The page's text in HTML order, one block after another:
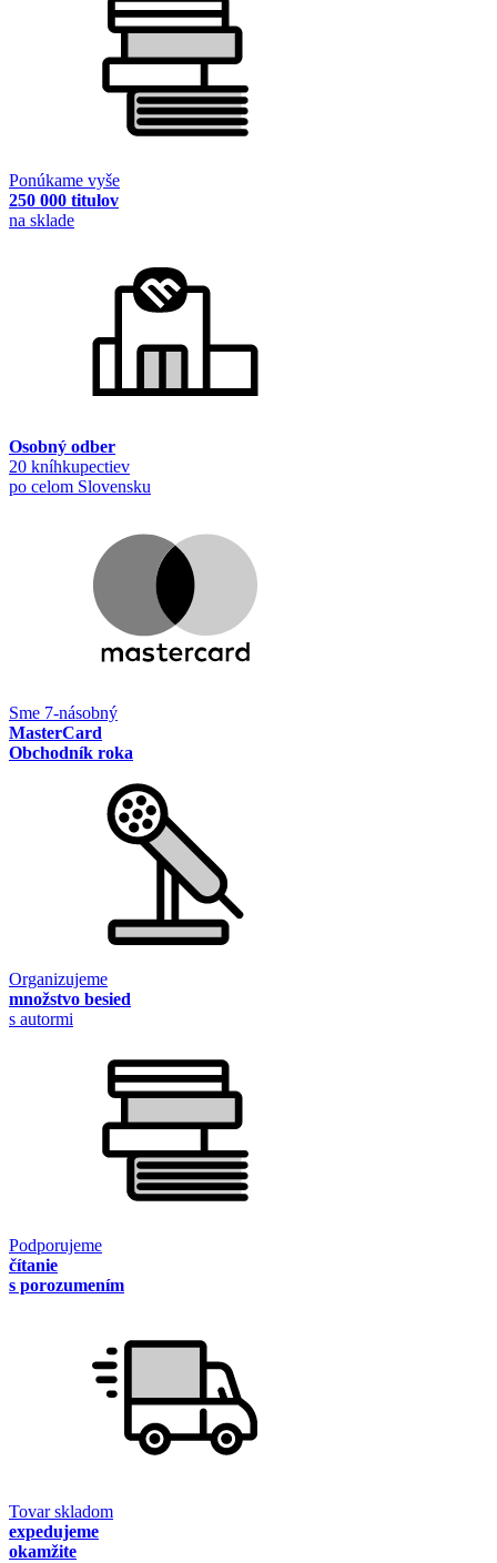
Ponúkame vyše
250 000 titulov
na sklade
Osobný odber
20 kníhkupectiev
po celom Slovensku
Sme 7-násobný
MasterCard
Obchodník roka
Organizujeme
množstvo besied
s autormi
Podporujeme
čítanie
s porozumením
Tovar skladom
expedujeme
okamžite